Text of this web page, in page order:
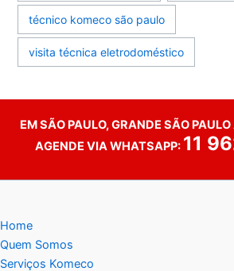
técnico komeco são paulo
visita técnica eletrodoméstico
EM SÃO PAULO, GRANDE SÃO
AGENDE VIA WHATSAPP: 11
Home
Quem Somos
Serviços Komeco